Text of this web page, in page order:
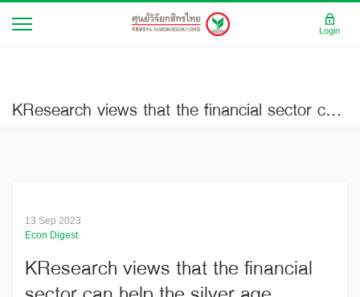
KResearch views that the financial sector can help the silver age prepare for a more stable life
13 Sep 2023
Econ Digest
KResearch views that the financial
Login